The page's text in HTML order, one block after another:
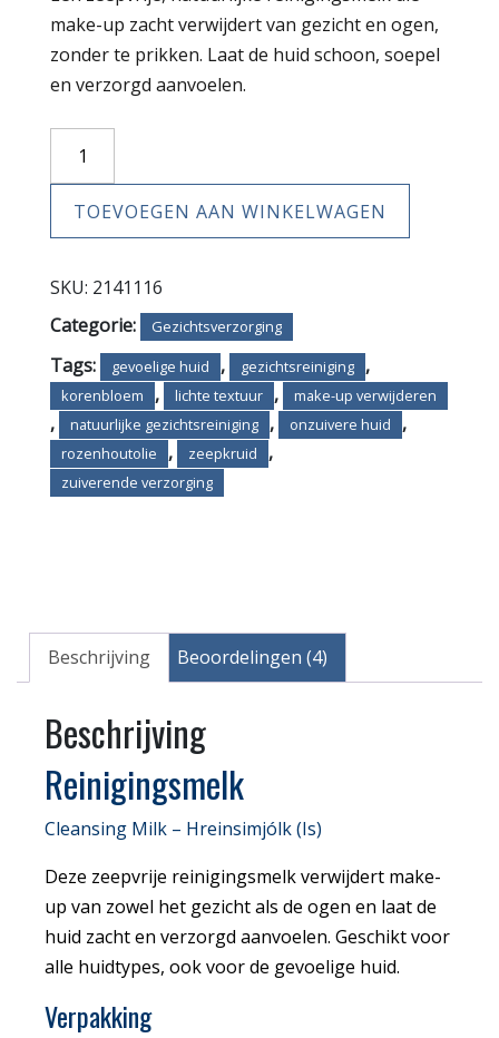
make-up zacht verwijdert van gezicht en ogen,
zonder te prikken. Laat de huid schoon, soepel
en verzorgd aanvoelen.
aantal
TOEVOEGEN AAN WINKELWAGEN
SKU: 2141116
Categorie:
Gezichtsverzorging
Tags: gevoelige huid , gezichtsreiniging ,
korenbloem , lichte textuur , make-up verwijderen
, natuurlijke gezichtsreiniging , onzuivere huid ,
rozenhoutolie , zeepkruid ,
zuiverende verzorging
Beschrijving Beoordelingen (4)
Beschrijving
Reinigingsmelk
Cleansing Milk – Hreinsimjólk (Is)
Deze zeepvrije reinigingsmelk verwijdert make-
up van zowel het gezicht als de ogen en laat de
huid zacht en verzorgd aanvoelen. Geschikt voor
alle huidtypes, ook voor de gevoelige huid.
Verpakking